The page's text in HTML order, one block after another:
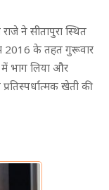
ने सीतापुरा स्थित
2016 के तहत गुरूवार
में भाग लिया और
खेती की